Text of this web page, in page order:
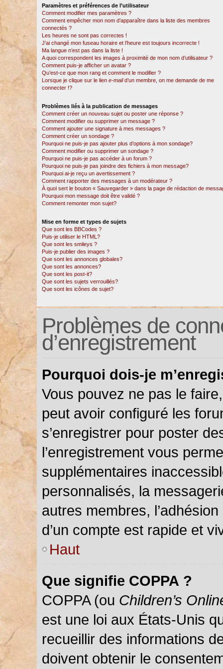
Paramètres et préférences de l’utilisateur
Comment modifier mes paramètres ?
Comment empêcher mon nom d’apparaître dans la liste des membres
connectés ?
Les heures ne sont pas correctes !
J’ai changé mon fuseau horaire et l’heure est toujours incorrecte !
Ma langue n’est pas dans la liste !
A quoi correspondent les images à proximité de mon nom d’utilisateur ?
Comment puis-je afficher un avatar ?
Qu’est-ce que mon rang et comment le modifier ?
Lorsque je clique sur le lien e-maild’un membre, on me demande de me
connecter !?
Problèmes liés à la publication de messages
Comment créer un nouveau sujet ou poster une réponse ?
Comment modifier ou supprimer un message ?
Comment ajouter une signature à mes messages ?
Comment créer un sondage ?
Pourquoi ne puis-je pas ajouter plus d’options à mon sondage?
Comment modifier ou supprimer un sondage ?
Pourquoi ne puis-je pas accéder à un forum ?
Pourquoi ne puis-je pas joindre des fichiers à mon message?
Pourquoi ai-je reçu un avertissement ?
Comment rapporter des messages à un modérateur ?
À quoi sert le bouton « Sauvegarder » dans la page de rédaction de
Pourquoi mon message doit être validé ?
Comment remonter mon sujet?
Mise en forme et types de sujets
Que sont les BBCodes ?
Puis-je utiliser le HTML?
Que sont les smileys ?
Puis-je publier des images ?
Que sont les annonces globales?
Que sont les annonces?
Que sont les post-it?
Que sont les sujets verrouillés?
Que sont les icônes de sujet?
Problèmes de
d’enregistrement
Pourquoi dois-je
Vous pouvez ne pas le
peut avoir configuré les
s’enregistrer pour poster
l’enregistrement vous
supplémentaires
personnalisés, la
autres membres,
d’un compte est rapide et
Haut
Que signifie COPPA ?
COPPA (ou Children’s
est une loi aux États-Unis
recueillir des informations
doivent obtenir le